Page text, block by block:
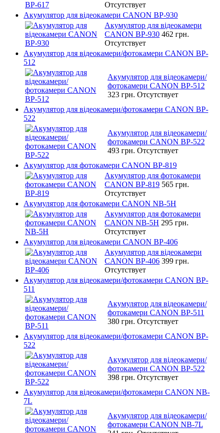
Отсутствует
Акумулятор для відеокамери CANON BP-930
Акумулятор для відеокамери
CANON BP-930 462 грн.
Отсутствует
Акумулятор для відеокамери/фотокамери CANON BP-
512
Акумулятор для відеокамери/
фотокамери CANON BP-512
323 грн. Отсутствует
Акумулятор для відеокамери/фотокамери CANON BP-
522
Акумулятор для відеокамери/
фотокамери CANON BP-522
493 грн. Отсутствует
Акумулятор для фотокамери CANON BP-819
Акумулятор для фотокамери
CANON BP-819 565 грн.
Отсутствует
Акумулятор для фотокамери CANON NB-5H
Акумулятор для фотокамери
CANON NB-5H 295 грн.
Отсутствует
Акумулятор для відеокамери CANON BP-406
Акумулятор для відеокамери
CANON BP-406 399 грн.
Отсутствует
Акумулятор для відеокамери/фотокамери CANON BP-
511
Акумулятор для відеокамери/
фотокамери CANON BP-511
380 грн. Отсутствует
Акумулятор для відеокамери/фотокамери CANON BP-
522
Акумулятор для відеокамери/
фотокамери CANON BP-522
398 грн. Отсутствует
Акумулятор для відеокамери/фотокамери CANON NB-
7L
Акумулятор для відеокамери/
фотокамери CANON NB-7L